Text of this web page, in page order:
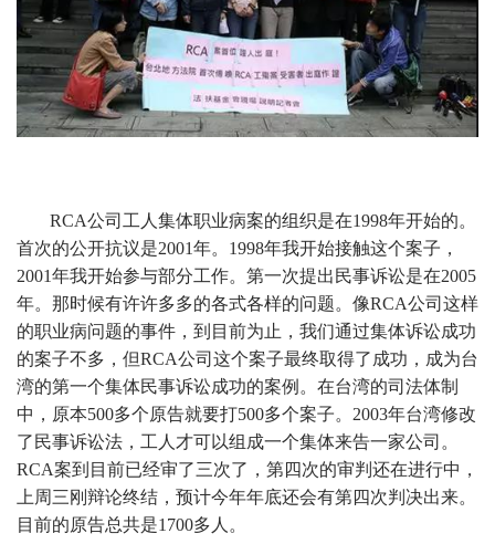
RCA公司工人集体职业病案的组织是在1998年开始的。
首次的公开抗议是2001年。1998年我开始接触这个案子，
2001年我开始参与部分工作。第一次提出民事诉讼是在2005
年。那时候有许许多多的各式各样的问题。像RCA公司这样
的职业病问题的事件，到目前为止，我们通过集体诉讼成功
的案子不多，但RCA公司这个案子最终取得了成功，成为台
湾的第一个集体民事诉讼成功的案例。在台湾的司法体制
中，原本500多个原告就要打500多个案子。2003年台湾修改
了民事诉讼法，工人才可以组成一个集体来告一家公司。
RCA案到目前已经审了三次了，第四次的审判还在进行中，
上周三刚辩论终结，预计今年年底还会有第四次判决出来。
目前的原告总共是1700多人。